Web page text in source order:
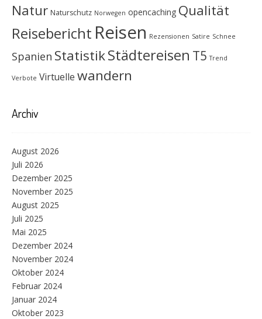
Natur Naturschutz Norwegen opencaching Qualität
Reisebericht Reisen Rezensionen Satire Schnee
Spanien StatistikStädtereisen T5 Trend
Verbote Virtuelle wandern
Archiv
August 2026
Juli 2026
Dezember 2025
November 2025
August 2025
Juli 2025
Mai 2025
Dezember 2024
November 2024
Oktober 2024
Februar 2024
Januar 2024
Oktober 2023